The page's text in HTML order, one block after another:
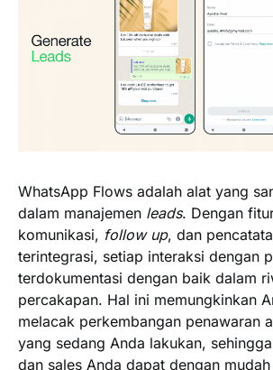
WhatsApp Flows adalah alat yang
dalam manajemen leads. Dengan
komunikasi, follow up, dan
terintegrasi, setiap interaksi dengan
terdokumentasi dengan baik dalam
percakapan. Hal ini memungkinkan
melacak perkembangan penawaran
yang sedang Anda lakukan,
dan sales Anda dapat dengan